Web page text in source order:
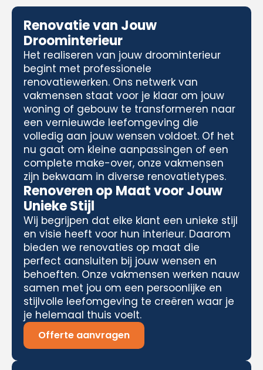
Renovatie van Jouw
Droominterieur
Het realiseren van jouw droominterieur
begint met professionele
renovatiewerken. Ons netwerk van
vakmensen staat voor je klaar om jouw
woning of gebouw te transformeren naar
een vernieuwde leefomgeving die
volledig aan jouw wensen voldoet. Of het
nu gaat om kleine aanpassingen of een
complete make-over, onze vakmensen
zijn bekwaam in diverse renovatietypes.
Renoveren op Maat voor Jouw
Unieke Stijl
Wij begrijpen dat elke klant een unieke stijl
en visie heeft voor hun interieur. Daarom
bieden we renovaties op maat die
perfect aansluiten bij jouw wensen en
behoeften. Onze vakmensen werken nauw
samen met jou om een persoonlijke en
stijlvolle leefomgeving te creëren waar je
je helemaal thuis voelt.
Offerte aanvragen